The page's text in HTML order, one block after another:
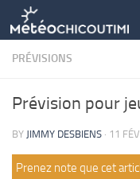
Skip to content
PRÉVISIONS
Prévision pour
BY JIMMY DESBIENS · 11
Prenez note que cet